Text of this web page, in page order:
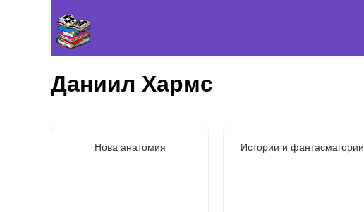
Даниил Хармс
Нова анатомия Истории и фантасмагории